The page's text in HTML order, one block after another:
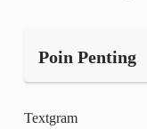
Poin Penting
Textgram